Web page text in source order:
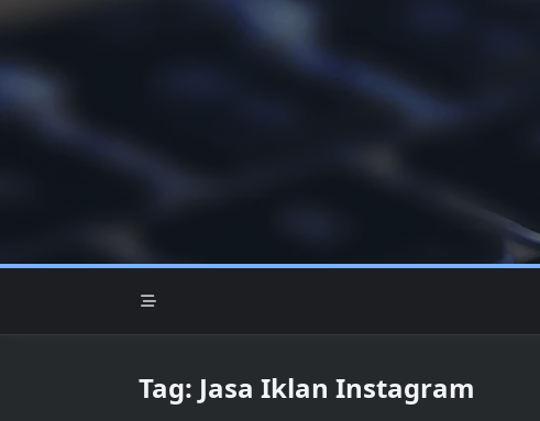
content
Tag: Jasa Iklan Instagram